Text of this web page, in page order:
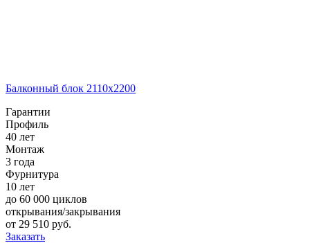
Балконный блок 2110х2200
Гарантии
Профиль
40 лет
Монтаж
3 года
Фурнитура
10 лет
до 60 000 циклов
открывания/закрывания
от 29 510 pуб.
Заказать